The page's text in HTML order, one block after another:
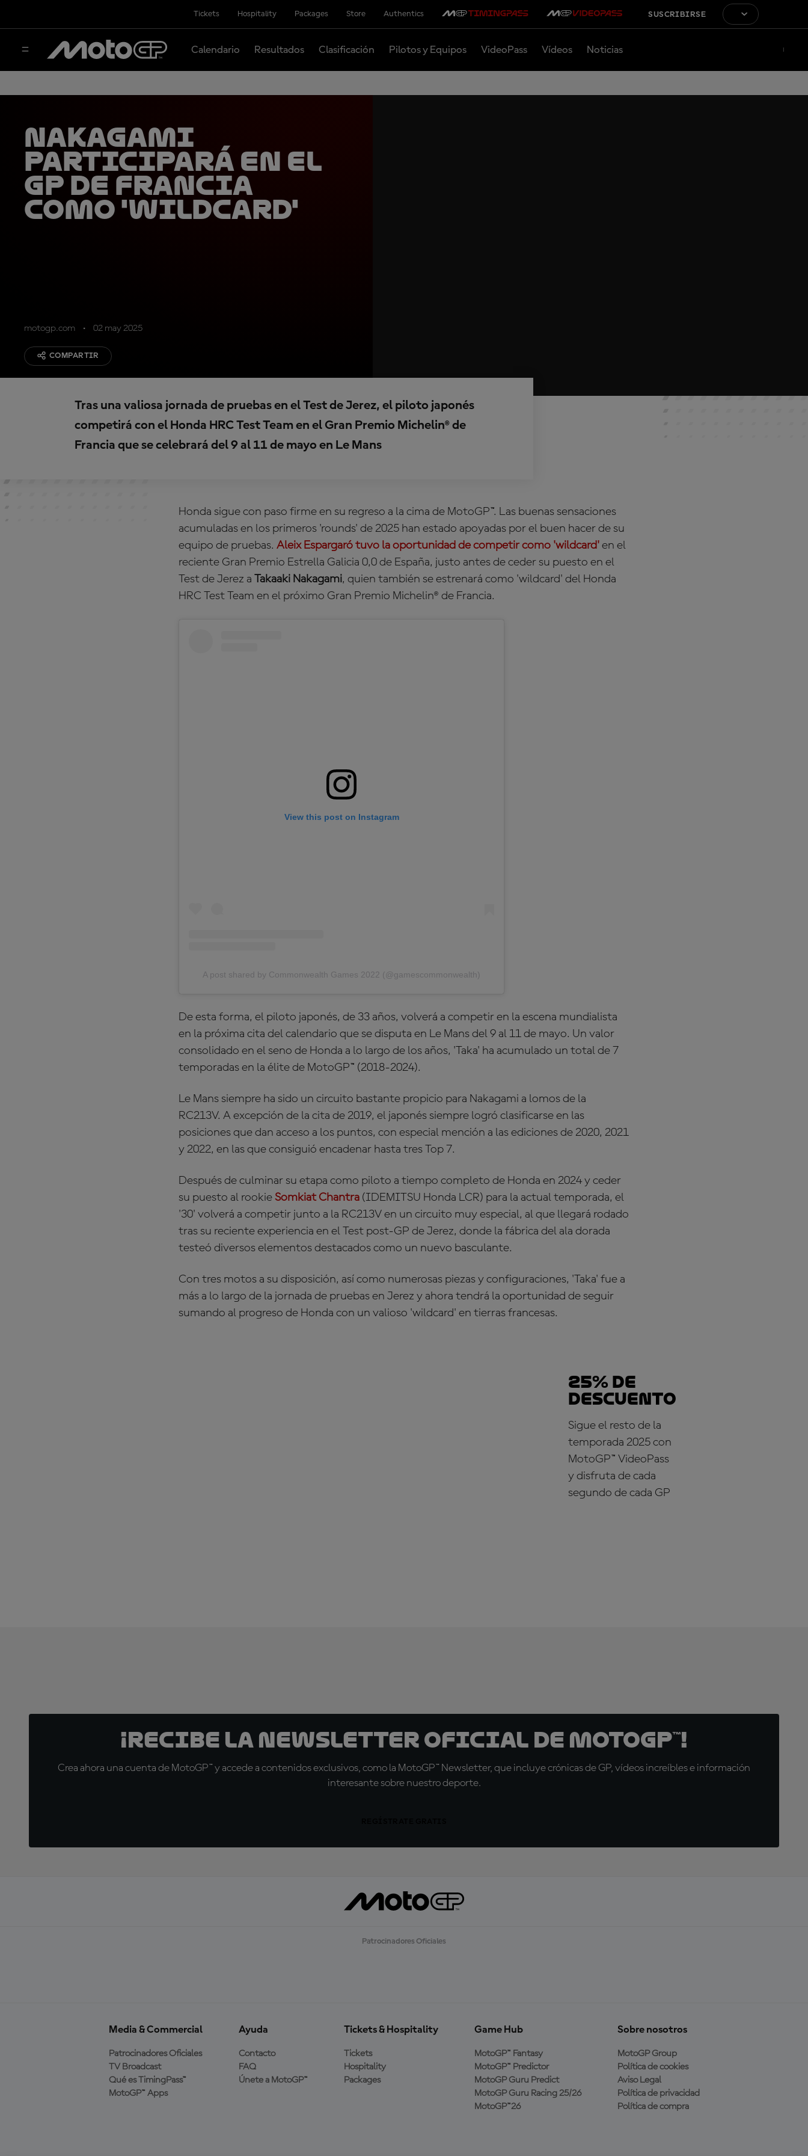
Tickets Hospitality Packages Store Authentics SUSCRIBIRSE
Calendario Resultados Clasificación Pilotos y Equipos VideoPass Vídeos Noticias
Nakagami
participará en el
GP de Francia
como 'wildcard'
motogp.com 02 may 2025
COMPARTIR
Tras una valiosa jornada de pruebas en el Test de Jerez, el piloto japonés
competirá con el Honda HRC Test Team en el Gran Premio Michelin® de
Francia que se celebrará del 9 al 11 de mayo en Le Mans
Honda sigue con paso firme en su regreso a la cima de MotoGP™. Las buenas sensaciones
acumuladas en los primeros 'rounds' de 2025 han estado apoyadas por el buen hacer de su
equipo de pruebas. Aleix Espargaró tuvo la oportunidad de competir como 'wildcard' en el
reciente Gran Premio Estrella Galicia 0,0 de España, justo antes de ceder su puesto en el
Test de Jerez a Takaaki Nakagami, quien también se estrenará como 'wildcard' del Honda
HRC Test Team en el próximo Gran Premio Michelin® de Francia.
View this post on Instagram
A post shared by Commonwealth Games 2022 (@gamescommonwealth)
De esta forma, el piloto japonés, de 33 años, volverá a competir en la escena mundialista
en la próxima cita del calendario que se disputa en Le Mans del 9 al 11 de mayo. Un valor
consolidado en el seno de Honda a lo largo de los años, 'Taka' ha acumulado un total de 7
temporadas en la élite de MotoGP™ (2018-2024).
Le Mans siempre ha sido un circuito bastante propicio para Nakagami a lomos de la
RC213V. A excepción de la cita de 2019, el japonés siempre logró clasificarse en las
posiciones que dan acceso a los puntos, con especial mención a las ediciones de 2020, 2021
y 2022, en las que consiguió encadenar hasta tres Top 7.
Después de culminar su etapa como piloto a tiempo completo de Honda en 2024 y ceder
su puesto al rookie Somkiat Chantra (IDEMITSU Honda LCR) para la actual temporada, el
'30' volverá a competir junto a la RC213V en un circuito muy especial, al que llegará rodado
tras su reciente experiencia en el Test post-GP de Jerez, donde la fábrica del ala dorada
testeó diversos elementos destacados como un nuevo basculante.
Con tres motos a su disposición, así como numerosas piezas y configuraciones, 'Taka' fue a
más a lo largo de la jornada de pruebas en Jerez y ahora tendrá la oportunidad de seguir
sumando al progreso de Honda con un valioso 'wildcard' en tierras francesas.
25% DE
DESCUENTO
Sigue el resto de la
temporada 2025 con
MotoGP™ VideoPass
y disfruta de cada
segundo de cada GP
¡Recibe la Newsletter oficial de MotoGP™!
Crea ahora una cuenta de MotoGP™ y accede a contenidos exclusivos, como la MotoGP™ Newsletter, que incluye crónicas de GP, vídeos increíbles e información
interesante sobre nuestro deporte.
Patrocinadores Oficiales
Media & Commercial
Patrocinadores Oficiales
TV Broadcast
Qué es TimingPass™
MotoGP™ Apps
Ayuda
Contacto
FAQ
Únete a MotoGP™
Tickets & Hospitality
Tickets
Hospitality
Packages
Game Hub
MotoGP™ Fantasy
MotoGP™ Predictor
MotoGP Guru Predict
MotoGP Guru Racing 25/26
MotoGP™26
Sobre nosotros
MotoGP Group
Política de cookies
Aviso Legal
Política de privacidad
Política de compra